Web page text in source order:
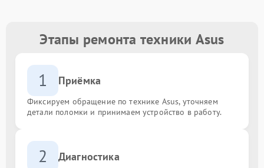
Этапы ремонта техники Asus
1 Приёмка
Фиксируем обращение по технике Asus, уточняем
детали поломки и принимаем устройство в работу.
2 Диагностика